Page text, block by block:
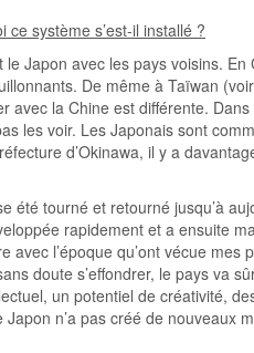
système s’est-il installé ?
Japon avec les pays voisins.
De même à Taïwan
la Chine est différente.
les voir. Les Japonais sont
d’Okinawa, il y a
tourné et retourné jusqu’à
rapidement et a
l’époque qu’ont vécue
doute s’effondrer, le pays va
un potentiel de créativité,
n’a pas créé de